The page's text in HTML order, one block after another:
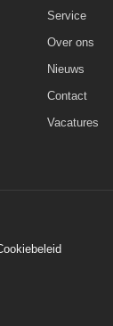
Service
Over ons
Nieuws
Contact
Vacatures